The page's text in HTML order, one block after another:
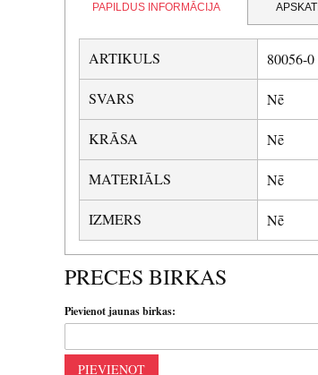
PAPILDUS INFORMĀCIJA APSKATI
ARTIKULS 80056-0
SVARS Nē
KRĀSA Nē
MATERIĀLS Nē
IZMERS Nē
PRECES BIRKAS
Pievienot jaunas birkas:
PIEVIENOT